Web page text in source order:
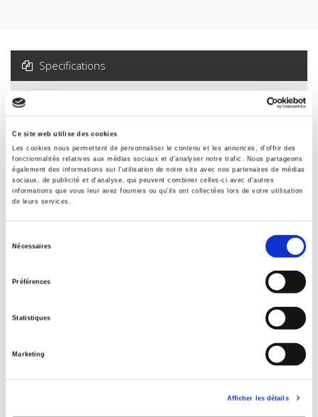
Ce site web utilise des cookies
Les cookies nous permettent de personnaliser le contenu et les annonces, d'offrir des
fonctionnalités relatives aux médias sociaux et d'analyser notre trafic. Nous partageons
également des informations sur l'utilisation de notre site avec nos partenaires de médias
sociaux, de publicité et d'analyse, qui peuvent combiner celles-ci avec d'autres
informations que vous leur avez fournies ou qu'ils ont collectées lors de votre utilisation
de leurs services.
Nécessaires
Préférences
Statistiques
Marketing
Afficher les détails
Specifications
Formats
Specifications
Author
>Geopolitics>Gouvernance mondiale